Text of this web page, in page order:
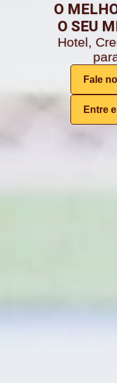
O
O SEU
Hotel,
Fale
Entre